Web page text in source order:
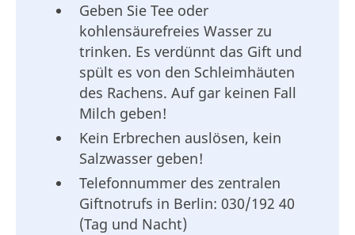
Geben Sie Tee oder
kohlensäurefreies Wasser zu
trinken. Es verdünnt das Gift und
spült es von den Schleimhäuten
des Rachens. Auf gar keinen Fall
Milch geben!
Kein Erbrechen auslösen, kein
Salzwasser geben!
Telefonnummer des zentralen
Giftnotrufs in Berlin: 030/192 40
(Tag und Nacht)